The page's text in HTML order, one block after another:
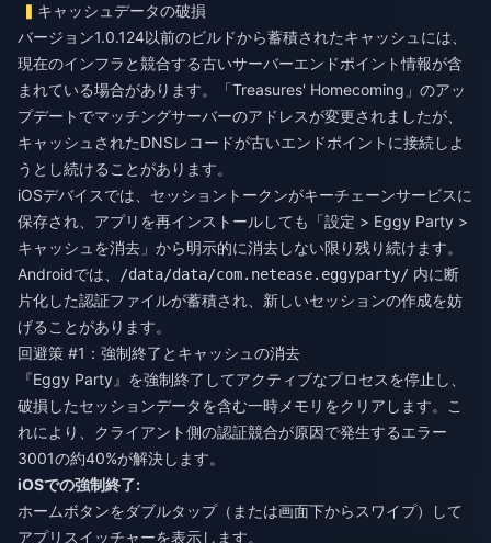
キャッシュデータの破損
バージョン1.0.124以前のビルドから蓄積されたキャッシュには、
現在のインフラと競合する古いサーバーエンドポイント情報が含
まれている場合があります。「Treasures' Homecoming」のアッ
プデートでマッチングサーバーのアドレスが変更されましたが、
キャッシュされたDNSレコードが古いエンドポイントに接続しよ
うとし続けることがあります。
iOSデバイスでは、セッショントークンがキーチェーンサービスに
保存され、アプリを再インストールしても「設定 > Eggy Party >
キャッシュを消去」から明示的に消去しない限り残り続けます。
Androidでは、
/data/data/com.netease.eggyparty/ 内に断
片化した認証ファイルが蓄積され、新しいセッションの作成を妨
げることがあります。
回避策 #1：強制終了とキャッシュの消去
『Eggy Party』を強制終了してアクティブなプロセスを停止し、
破損したセッションデータを含む一時メモリをクリアします。こ
れにより、クライアント側の認証競合が原因で発生するエラー
3001の約40%が解決します。
iOSでの強制終了:
ホームボタンをダブルタップ（または画面下からスワイプ）して
アプリスイッチャーを表示します。